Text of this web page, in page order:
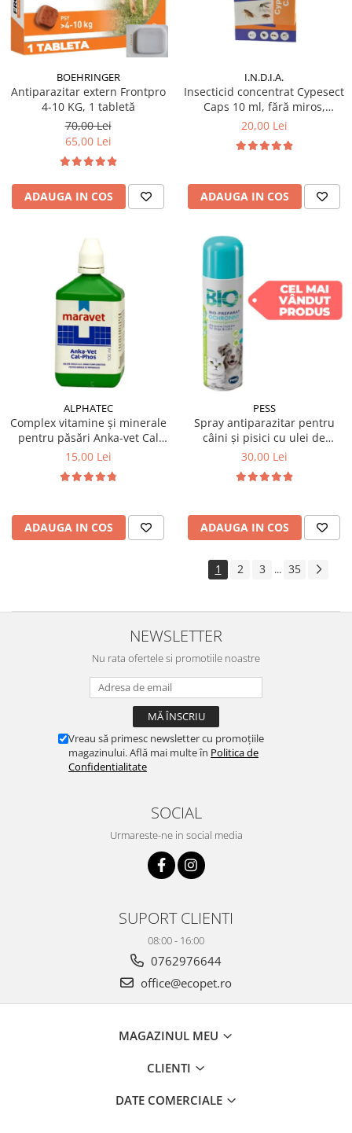
BOEHRINGER
Antiparazitar extern Frontpro
4-10 KG, 1 tabletă
70,00 Lei
65,00 Lei
ADAUGA IN COS
I.N.D.I.A.
Insecticid concentrat Cypesect
Caps 10 ml, fără miros,
eficient contra gândacilor,
20,00 Lei
ADAUGA IN COS
ALPHATEC
Complex vitamine și minerale
pentru păsări Anka-vet Cal
Phos 100 ml
15,00 Lei
ADAUGA IN COS
PESS
Spray antiparazitar pentru
câini și pisici cu ulei de
geranium Pess 250 ml
30,00 Lei
ADAUGA IN COS
1 2 3 ... 35
NEWSLETTER
Nu rata ofertele si promotiile noastre
Vreau să primesc newsletter cu promoțiile
magazinului. Află mai multe în Politica de
Confidentialitate
SOCIAL
Urmareste-ne in social media
SUPORT CLIENTI
08:00 - 16:00
0762976644
office@ecopet.ro
MAGAZINUL MEU
CLIENTI
DATE COMERCIALE